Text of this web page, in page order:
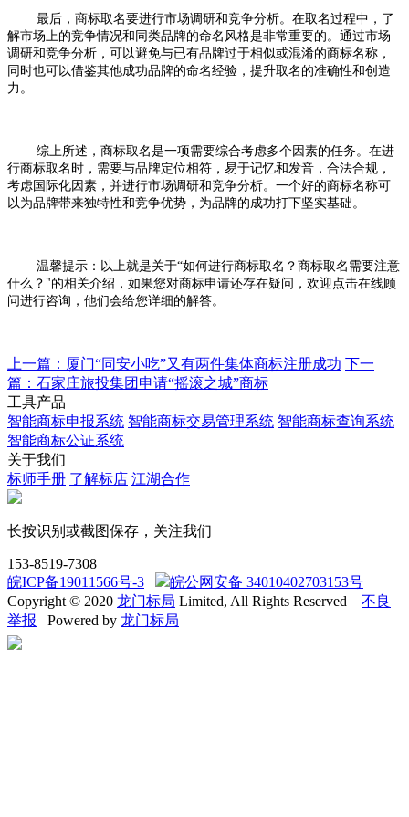
最后，商标取名要进行市场调研和竞争分析。在取名过程中，了
解市场上的竞争情况和同类品牌的命名风格是非常重要的。通过市场
调研和竞争分析，可以避免与已有品牌过于相似或混淆的商标名称，
同时也可以借鉴其他成功品牌的命名经验，提升取名的准确性和创造
力。
综上所述，商标取名是一项需要综合考虑多个因素的任务。在进
行商标取名时，需要与品牌定位相符，易于记忆和发音，合法合规，
考虑国际化因素，并进行市场调研和竞争分析。一个好的商标名称可
以为品牌带来独特性和竞争优势，为品牌的成功打下坚实基础。
温馨提示：以上就是关于“如何进行商标取名？商标取名需要注意
什么？"的相关介绍，如果您对商标申请还存在疑问，欢迎 点击在线顾
问进行咨询，他们会给您详细的解答。
上一篇：厦门“同安小吃”又有两件集体商标注册成功 下一
篇：石家庄旅投集团申请“摇滚之城”商标
工具产品
智能商标申报系统 智能商标交易管理系统 智能商标查询系统
智能商标公证系统
关于我们
标师手册 了解标店 江湖合作
长按识别或截图保存，关注我们
153-8519-7308
皖ICP备19011566号-3
皖公网安备 34010402703153号
Copyright © 2020 龙门标局 Limited, All Rights Reserved 不良
举报 Powered by 龙门标局